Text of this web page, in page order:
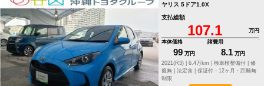
ヤリス 5ドア1.0X
支払総額
107.1
万円
本体価格
99 万円
諸費用
8.1 万円
2021(R3) |
6.4万km | 検車検整備付 | 修
復無 | 法定含 | 保証付・12ヶ月・距離無
制限